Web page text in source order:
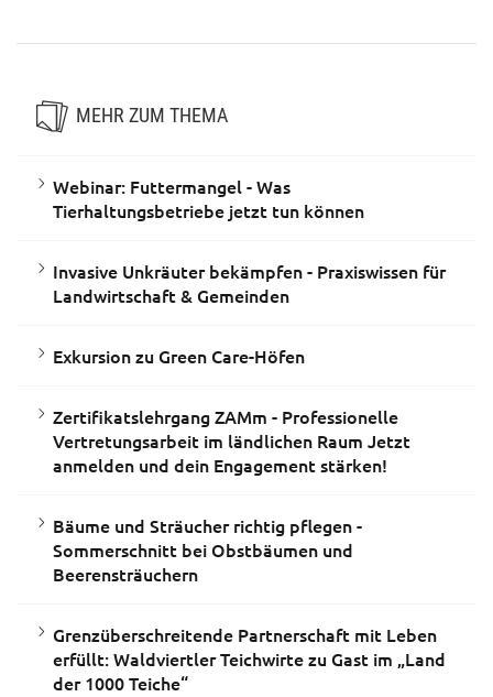
MEHR ZUM THEMA
Webinar: Futtermangel - Was
Tierhaltungsbetriebe jetzt tun können
Invasive Unkräuter bekämpfen - Praxiswissen für
Landwirtschaft & Gemeinden
Exkursion zu Green Care-Höfen
Zertifikatslehrgang ZAMm - Professionelle
Vertretungsarbeit im ländlichen Raum Jetzt
anmelden und dein Engagement stärken!
Bäume und Sträucher richtig pflegen -
Sommerschnitt bei Obstbäumen und
Beerensträuchern
Grenzüberschreitende Partnerschaft mit Leben
erfüllt: Waldviertler Teichwirte zu Gast im „Land
der 1000 Teiche“